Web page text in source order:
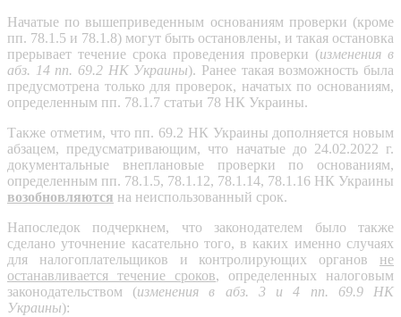
Начатые по вышеприведенным основаниям проверки (кроме
пп. 78.1.5 и 78.1.8) могут быть остановлены, и такая остановка
прерывает течение срока проведения проверки (изменения в
абз. 14 пп. 69.2 НК Украины). Ранее такая возможность была
предусмотрена только для проверок, начатых по основаниям,
определенным пп. 78.1.7 статьи 78 НК Украины.
Также отметим, что пп. 69.2 НК Украины дополняется новым
абзацем, предусматривающим, что начатые до 24.02.2022 г.
документальные внеплановые проверки по основаниям,
определенным пп. 78.1.5, 78.1.12, 78.1.14, 78.1.16 НК Украины
возобновляются на неиспользованный срок.
Напоследок подчеркнем, что законодателем было также
сделано уточнение касательно того, в каких именно случаях
для налогоплательщиков и контролирующих органов не
останавливается течение сроков, определенных налоговым
законодательством (изменения в абз. 3 и 4 пп. 69.9 НК
Украины):